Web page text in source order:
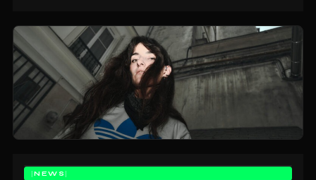
NEWS